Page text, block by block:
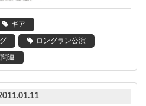
ギア
ロングラン公演
連